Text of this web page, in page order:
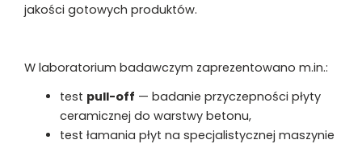
jakości gotowych produktów.
W laboratorium badawczym zaprezentowano m.in.:
test pull-off — badanie przyczepności płyty
ceramicznej do warstwy betonu,
test łamania płyt na specjalistycznej maszynie